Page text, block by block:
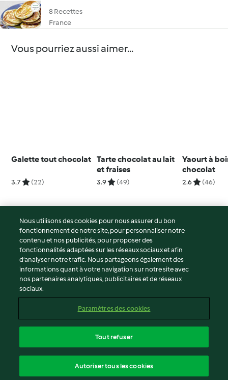
8 Recettes
France
Vous pourriez aussi aimer...
Galette tout chocolat
3.7 (22)
Tarte chocolat au lait
et fraises
3.9 (49)
Yaourt à
chocolat
2.6 (46)
© Copyright 2026
Conditions d'utilisation
Politique de confidentialité
Non-responsabilité
Mentions légales
Contenu du rapport
Déclaration d'accessibilité
Nous utilisons des cookies pour nous assurer du bon
fonctionnement de notre site, pour personnaliser notre
contenu et nos publicités, pour proposer des
fonctionnalités adaptées sur les réseaux sociaux et afin
d’analyser notre trafic. Nous partageons également des
informations quant à votre navigation sur notre site avec
nos partenaires analytiques, publicitaires et de réseaux
sociaux.
Paramètres des cookies
Tout refuser
Autoriser tous les cookies